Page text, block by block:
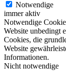
Notwendige
immer aktiv
Notwendige
Website unbedingt
Cookies, die
Website
Informationen.
Nicht notwendige